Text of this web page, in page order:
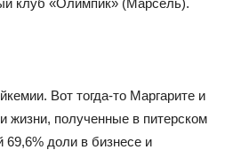
Вот тогда-то Маргарите и
жизни, полученные в питерском
69,6% доли в бизнесе и